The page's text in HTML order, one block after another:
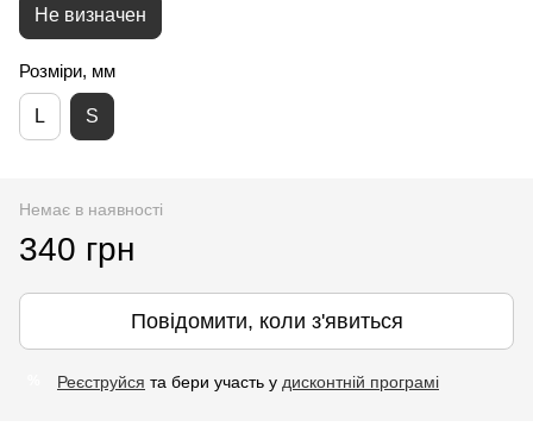
Не визначен
Розміри, мм
L S
Немає в наявності
340 грн
Повідомити, коли з'явиться
Реєструйся та бери участь у дисконтній програмі